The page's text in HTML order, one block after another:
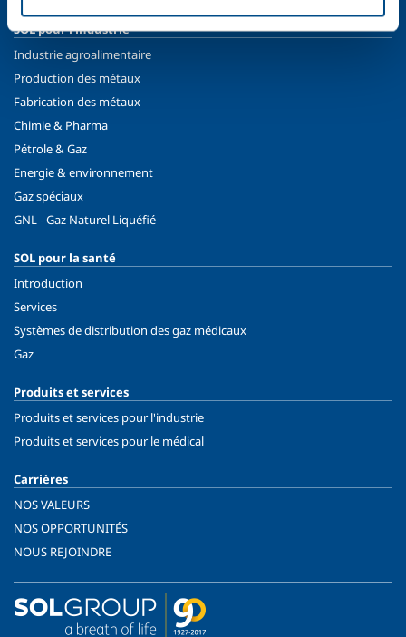
SOL pour l’industrie
Industrie agroalimentaire
Production des métaux
Fabrication des métaux
Chimie & Pharma
Pétrole & Gaz
Energie & environnement
Gaz spéciaux
GNL - Gaz Naturel Liquéfié
SOL pour la santé
Introduction
Services
Systèmes de distribution des gaz médicaux
Gaz
Produits et services
Produits et services pour l'industrie
Produits et services pour le médical
Carrières
NOS VALEURS
NOS OPPORTUNITÉS
NOUS REJOINDRE